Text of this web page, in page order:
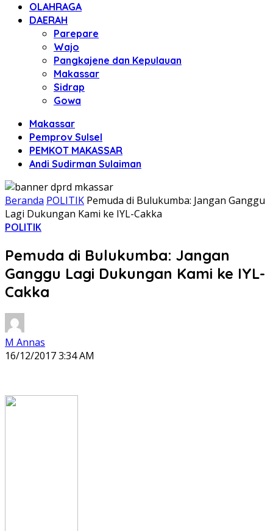
OLAHRAGA
DAERAH
Parepare
Wajo
Pangkajene dan Kepulauan
Makassar
Sidrap
Gowa
Makassar
Pemprov Sulsel
PEMKOT MAKASSAR
Andi Sudirman Sulaiman
Beranda POLITIK Pemuda di Bulukumba: Jangan Ganggu
Lagi Dukungan Kami ke IYL-Cakka
POLITIK
Pemuda di Bulukumba: Jangan
Ganggu Lagi Dukungan Kami ke IYL-
Cakka
M Annas
16/12/2017 3:34 AM